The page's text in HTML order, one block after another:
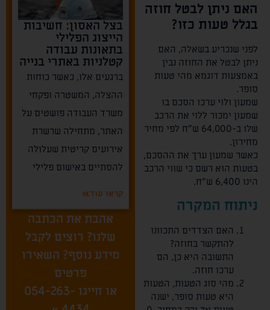
האם ניתן לבטל חוזה
בגלל טעות כזו?
לפני שנכריע בשאלה, האם
ניתן לבטל את החוזה נבין
באמצעות דוגמא מהי טעות
סופר.
שמעון ולוי ערכו הסכם בו
שמעון ימכור ללוי את הרכב
שלו ב-64,000 ש"ח לפי מחיר
מחירון.
כאשר שמעון ערך את ההסכם,
בטעות הוא רשם כי שווי הרכב
הינו 6,400 ש"ח.
ניתוח המקרה
האם הצדדים התכוונו
להתקשר בחוזה?
התשובה היא כן, הם
ערכו חוזה.
מהי סוג הטעות, הטעות
היא טעות סופר, ישנה
בצל האסון: חשיבות
הייצוג הפלילי
בתאונות עבודה
קטלניות באתרי בנייה
ברגעים אלו, כאשר כוחות
ההצלה, המשטרה ופקחי
משרד העבודה פושטים על
האתר, מתחילה שרשרת
אירועים קריטית שעלולה
להסתיים באישום פלילי
קראו עוד
אהבת את הכתבה
שלנו? רוצים לקבל
מידע נוסף? השאירו
פרטים
או חייגו 054-263-